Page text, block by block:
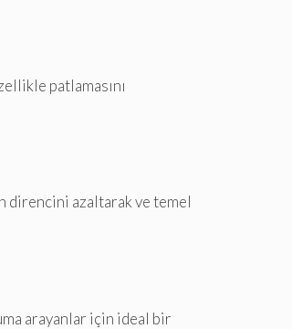
patlamasını
direncini azaltarak ve temel
arayanlar için ideal bir